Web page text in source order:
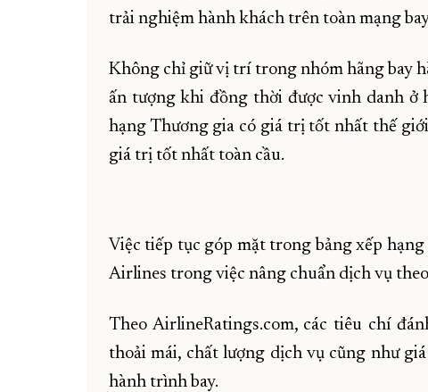
trải nghiệm hành khách trên toàn mạng
Không chỉ giữ vị trí trong nhóm hãng bay
ấn tượng khi đồng thời được vinh danh ở
hạng Thương gia có giá trị tốt nhất thế
giá trị tốt nhất toàn cầu.
Việc tiếp tục góp mặt trong bảng xếp
Airlines trong việc nâng chuẩn dịch vụ
Theo AirlineRatings.com, các tiêu chí
thoải mái, chất lượng dịch vụ cũng như
hành trình bay.